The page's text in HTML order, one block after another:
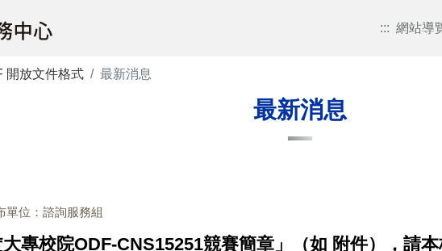
::: 網站導
開放文件格式 最新消息
最新消息
單位：諮詢服務組
專校院ODF-CNS15251競賽簡章」（如 附件），請本